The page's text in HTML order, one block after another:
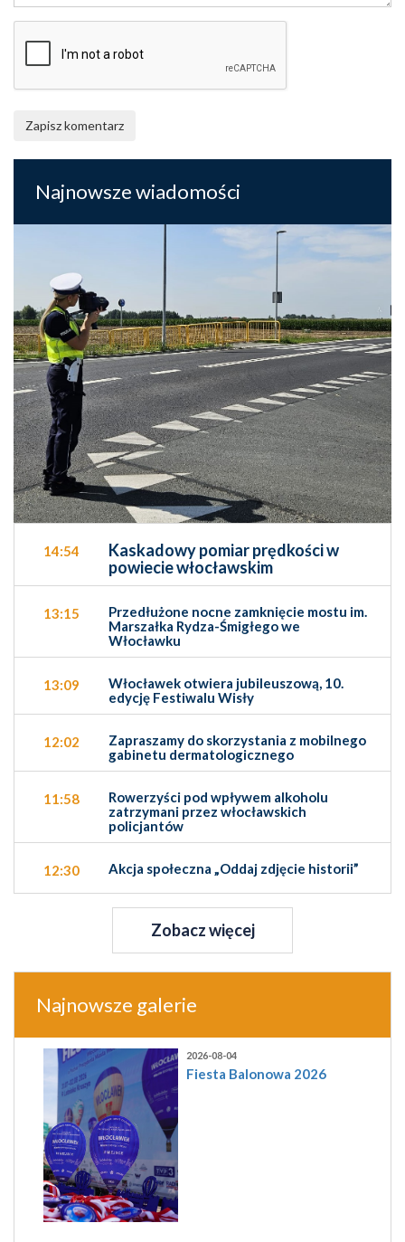
Zapisz komentarz
Najnowsze wiadomości
14:54
Kaskadowy pomiar prędkości w
powiecie włocławskim
13:15
Przedłużone nocne zamknięcie mostu im.
Marszałka Rydza-Śmigłego we
Włocławku
13:09
Włocławek otwiera jubileuszową, 10.
edycję Festiwalu Wisły
12:02
Zapraszamy do skorzystania z mobilnego
gabinetu dermatologicznego
11:58
Rowerzyści pod wpływem alkoholu
zatrzymani przez włocławskich
policjantów
12:30 Akcja społeczna „Oddaj zdjęcie historii”
Zobacz więcej
Najnowsze galerie
2026-08-04
Fiesta Balonowa 2026